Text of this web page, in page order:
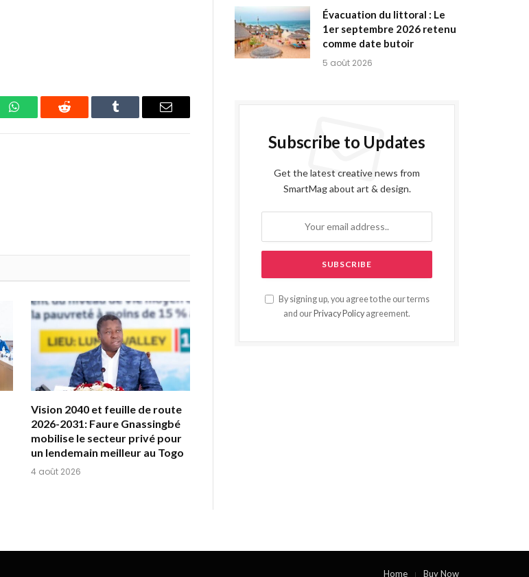
WhatsAppReddit Tumblr Email
Vision 2040 et feuille de route
2026-2031: Faure Gnassingbé
mobilise le secteur privé pour
un lendemain meilleur au Togo
4 août 2026
Évacuation du littoral : Le
1er septembre 2026 retenu
comme date butoir
5 août 2026
Subscribe to Updates
Get the latest creative news from
SmartMag about art & design.
By signing up, you agree to the our terms
and our Privacy Policy agreement.
Home Buy Now